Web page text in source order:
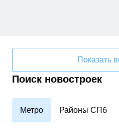
Показать
Поиск новостроек
Метро Районы СПб